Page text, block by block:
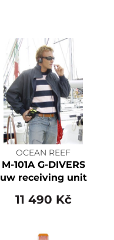
OCEAN REEF
M-101A G-DIVERS
uw receiving unit
11 490 Kč